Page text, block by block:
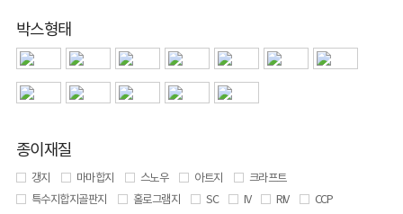
박스형태
종이재질
갱지 마마합지 스노우 아트지
크라프트
특수지합지골판지
홀로그램지 SC IV RIV
CCP